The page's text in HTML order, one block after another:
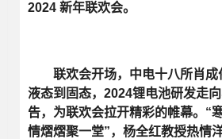
2024 新年联欢会。
联欢会开场，中电十八所肖成
液态到固态，2024锂电池研发走
告，为联欢会拉开精彩的帷幕。“
情熠熠聚一堂”，杨全红教授热情